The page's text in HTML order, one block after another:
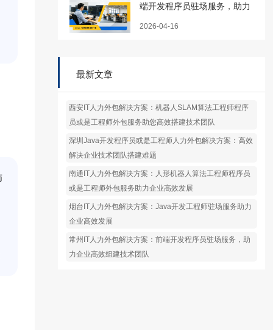
端开发程序员驻场服务，助力
2026-04-16
最新文章
西安IT人力外包解决方案：机器人SLAM算法工程师程序
员或是工程师外包服务助您高效搭建技术团队
深圳Java开发程序员或是工程师人力外包解决方案：高效
解决企业技术团队搭建难题
南通IT人力外包解决方案：人形机器人算法工程师程序员
或是工程师外包服务助力企业高效发展
烟台IT人力外包解决方案：Java开发工程师驻场服务助力
企业高效发展
常州IT人力外包解决方案：前端开发程序员驻场服务，助
力企业高效组建技术团队